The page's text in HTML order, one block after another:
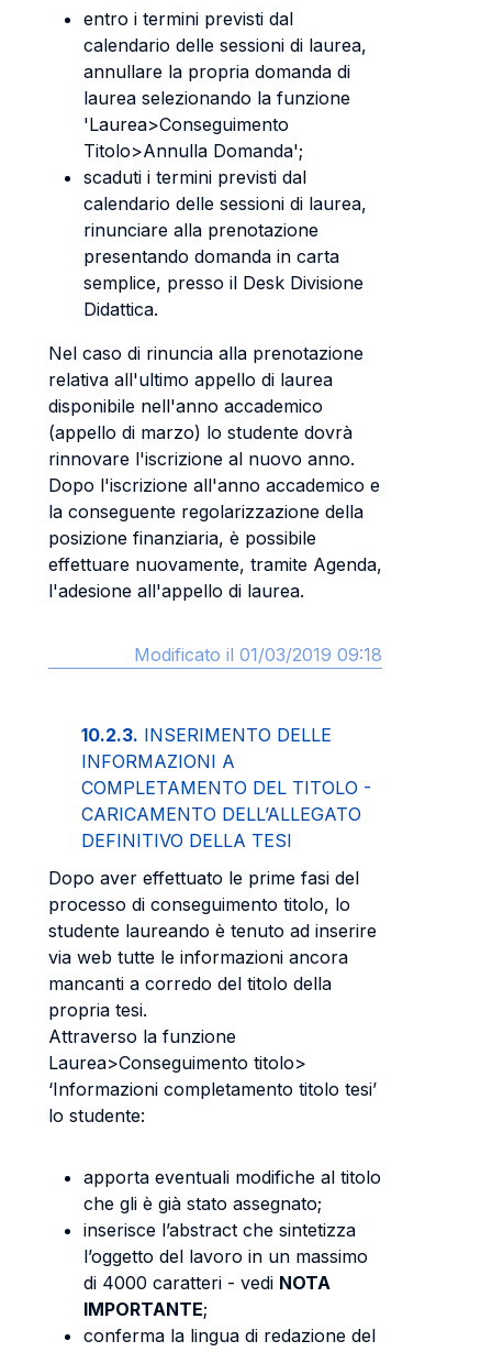
entro i termini previsti dal
calendario delle sessioni di laurea,
annullare la propria domanda di
laurea selezionando la funzione
'Laurea>Conseguimento
Titolo>Annulla Domanda';
scaduti i termini previsti dal
calendario delle sessioni di laurea,
rinunciare alla prenotazione
presentando domanda in carta
semplice, presso il Desk Divisione
Didattica.
Nel caso di rinuncia alla prenotazione
relativa all'ultimo appello di laurea
disponibile nell'anno accademico
(appello di marzo) lo studente dovrà
rinnovare l'iscrizione al nuovo anno.
Dopo l'iscrizione all'anno accademico e
la conseguente regolarizzazione della
posizione finanziaria, è possibile
effettuare nuovamente, tramite Agenda,
l'adesione all'appello di laurea.
Modificato il 01/03/2019 09:18
10.2.3. INSERIMENTO DELLE
INFORMAZIONI A
COMPLETAMENTO DEL TITOLO -
CARICAMENTO DELL’ALLEGATO
DEFINITIVO DELLA TESI
Dopo aver effettuato le prime fasi del
processo di conseguimento titolo, lo
studente laureando è tenuto ad inserire
via web tutte le informazioni ancora
mancanti a corredo del titolo della
propria tesi.
Attraverso la funzione
Laurea>Conseguimento titolo>
‘Informazioni completamento titolo tesi’
lo studente:
apporta eventuali modifiche al titolo
che gli è già stato assegnato;
inserisce l’abstract che sintetizza
l’oggetto del lavoro in un massimo
di 4000 caratteri - vedi NOTA
IMPORTANTE;
conferma la lingua di redazione del